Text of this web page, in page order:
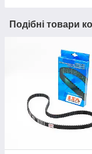
Подібні товари